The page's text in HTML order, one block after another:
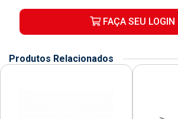
FAÇA SEU LOGIN
Produtos Relacionados